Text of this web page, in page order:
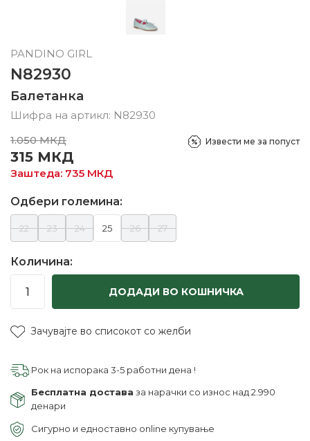
PANDINO GIRL
N82930
Балетанка
Шифра на артикл: N82930
1.050 МКД
315 МКД
Заштеда: 735 МКД
Извести ме за попуст
Одбери големина:
22 23 24 25 26 27
Количина:
ДОДАДИ ВО КОШНИЧКА
Зачувајте во списокот со желби
Рок на испорака 3-5 работни дена !
Бесплатна достава за нарачки со износ над 2.990
денари
Сигурно и едноставно online купување